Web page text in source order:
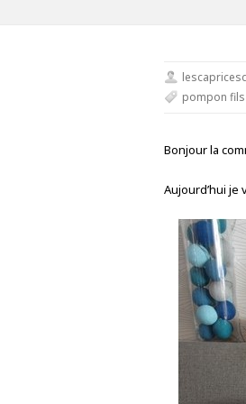
pompon
Bonjour la
Aujourd’hui